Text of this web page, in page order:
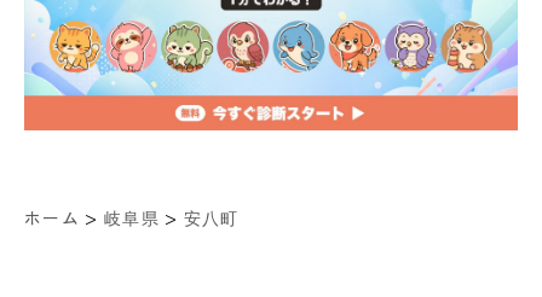
ホーム > 岐阜県 > 安八町